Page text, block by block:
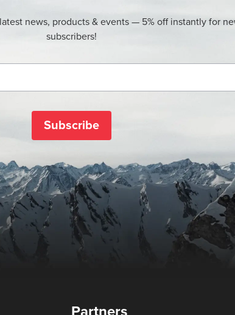
news, products & events — 5% off instantly for
subscribers!
Subscribe
Partners